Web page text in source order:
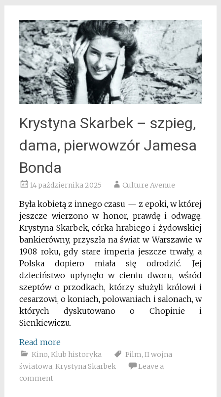
Krystyna Skarbek – szpieg,
dama, pierwowzór Jamesa
Bonda
14 października 2025 Culture Avenue
Była kobietą z innego czasu — z epoki, w której
jeszcze wierzono w honor, prawdę i odwagę.
Krystyna Skarbek, córka hrabiego i żydowskiej
bankierówny, przyszła na świat w Warszawie w
1908 roku, gdy stare imperia jeszcze trwały, a
Polska dopiero miała się odrodzić. Jej
dzieciństwo upłynęło w cieniu dworu, wśród
szeptów o przodkach, którzy służyli królowi i
cesarzowi, o koniach, polowaniach i salonach, w
których dyskutowano o Chopinie i
Sienkiewiczu.
Read more
Kino, Klub historyka Film, II wojna
światowa, Krystyna Skarbek
Leave a
comment